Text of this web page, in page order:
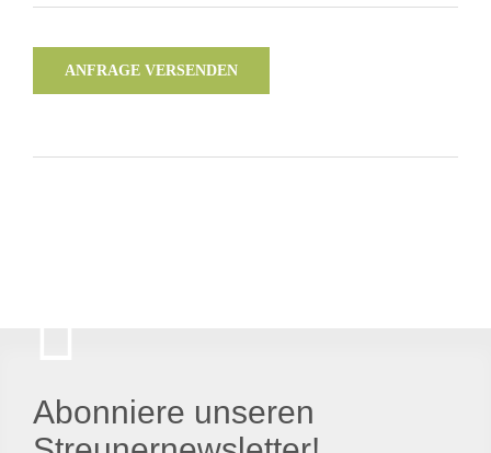
ANFRAGE VERSENDEN
Abonniere unseren